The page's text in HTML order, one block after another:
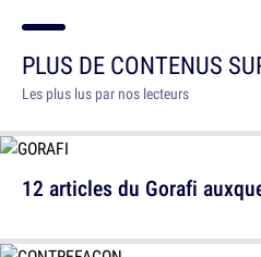
PLUS DE CONTENUS
Les plus lus par nos lecteurs
12 articles du Gorafi